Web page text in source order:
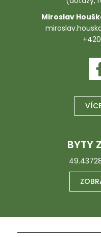
Miroslav
BYTY